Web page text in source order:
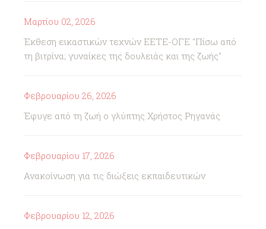
Μαρτίου 02, 2026
Έκθεση εικαστικών τεχνών ΕΕΤΕ-ΟΓΕ "Πίσω από
τη βιτρίνα; γυναίκες της δουλειάς και της ζωής"
Φεβρουαρίου 26, 2026
Έφυγε από τη ζωή ο γλύπτης Χρήστος Ρηγανάς
Φεβρουαρίου 17, 2026
Ανακοίνωση για τις διώξεις εκπαιδευτικών
Φεβρουαρίου 12, 2026